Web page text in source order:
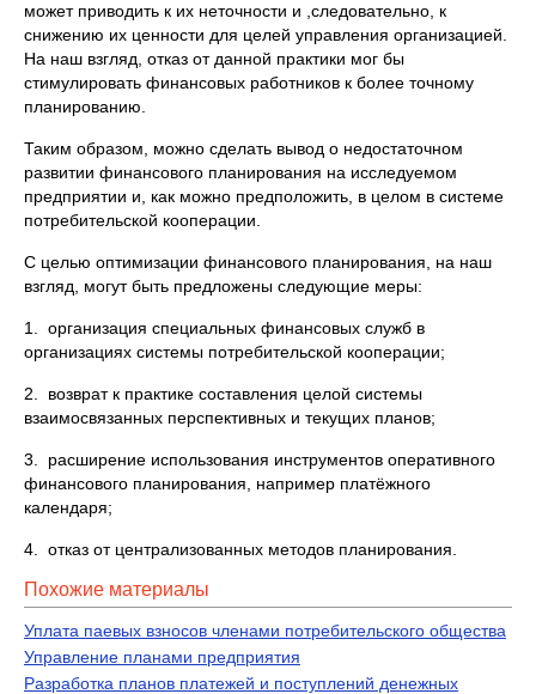
может приводить к их неточности и ,следовательно, к
снижению их ценности для целей управления организацией.
На наш взгляд, отказ от данной практики мог бы
стимулировать финансовых работников к более точному
планированию.
Таким образом, можно сделать вывод о недостаточном
развитии финансового планирования на исследуемом
предприятии и, как можно предположить, в целом в системе
потребительской кооперации.
С целью оптимизации финансового планирования, на наш
взгляд, могут быть предложены следующие меры:
1. организация специальных финансовых служб в
организациях системы потребительской кооперации;
2. возврат к практике составления целой системы
взаимосвязанных перспективных и текущих планов;
3. расширение использования инструментов оперативного
финансового планирования, например платёжного
календаря;
4. отказ от централизованных методов планирования.
Похожие материалы
Уплата паевых взносов членами потребительского общества
Управление планами предприятия
Разработка планов платежей и поступлений денежных